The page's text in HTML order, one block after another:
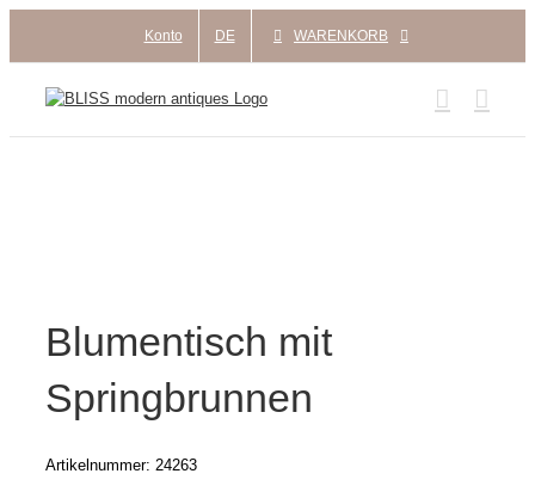
springen
Konto DE WARENKORB
Blumentisch mit
Springbrunnen
Artikelnummer: 24263